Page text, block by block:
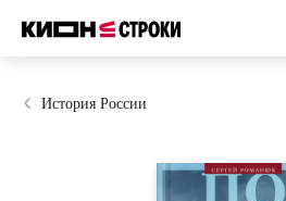
История России